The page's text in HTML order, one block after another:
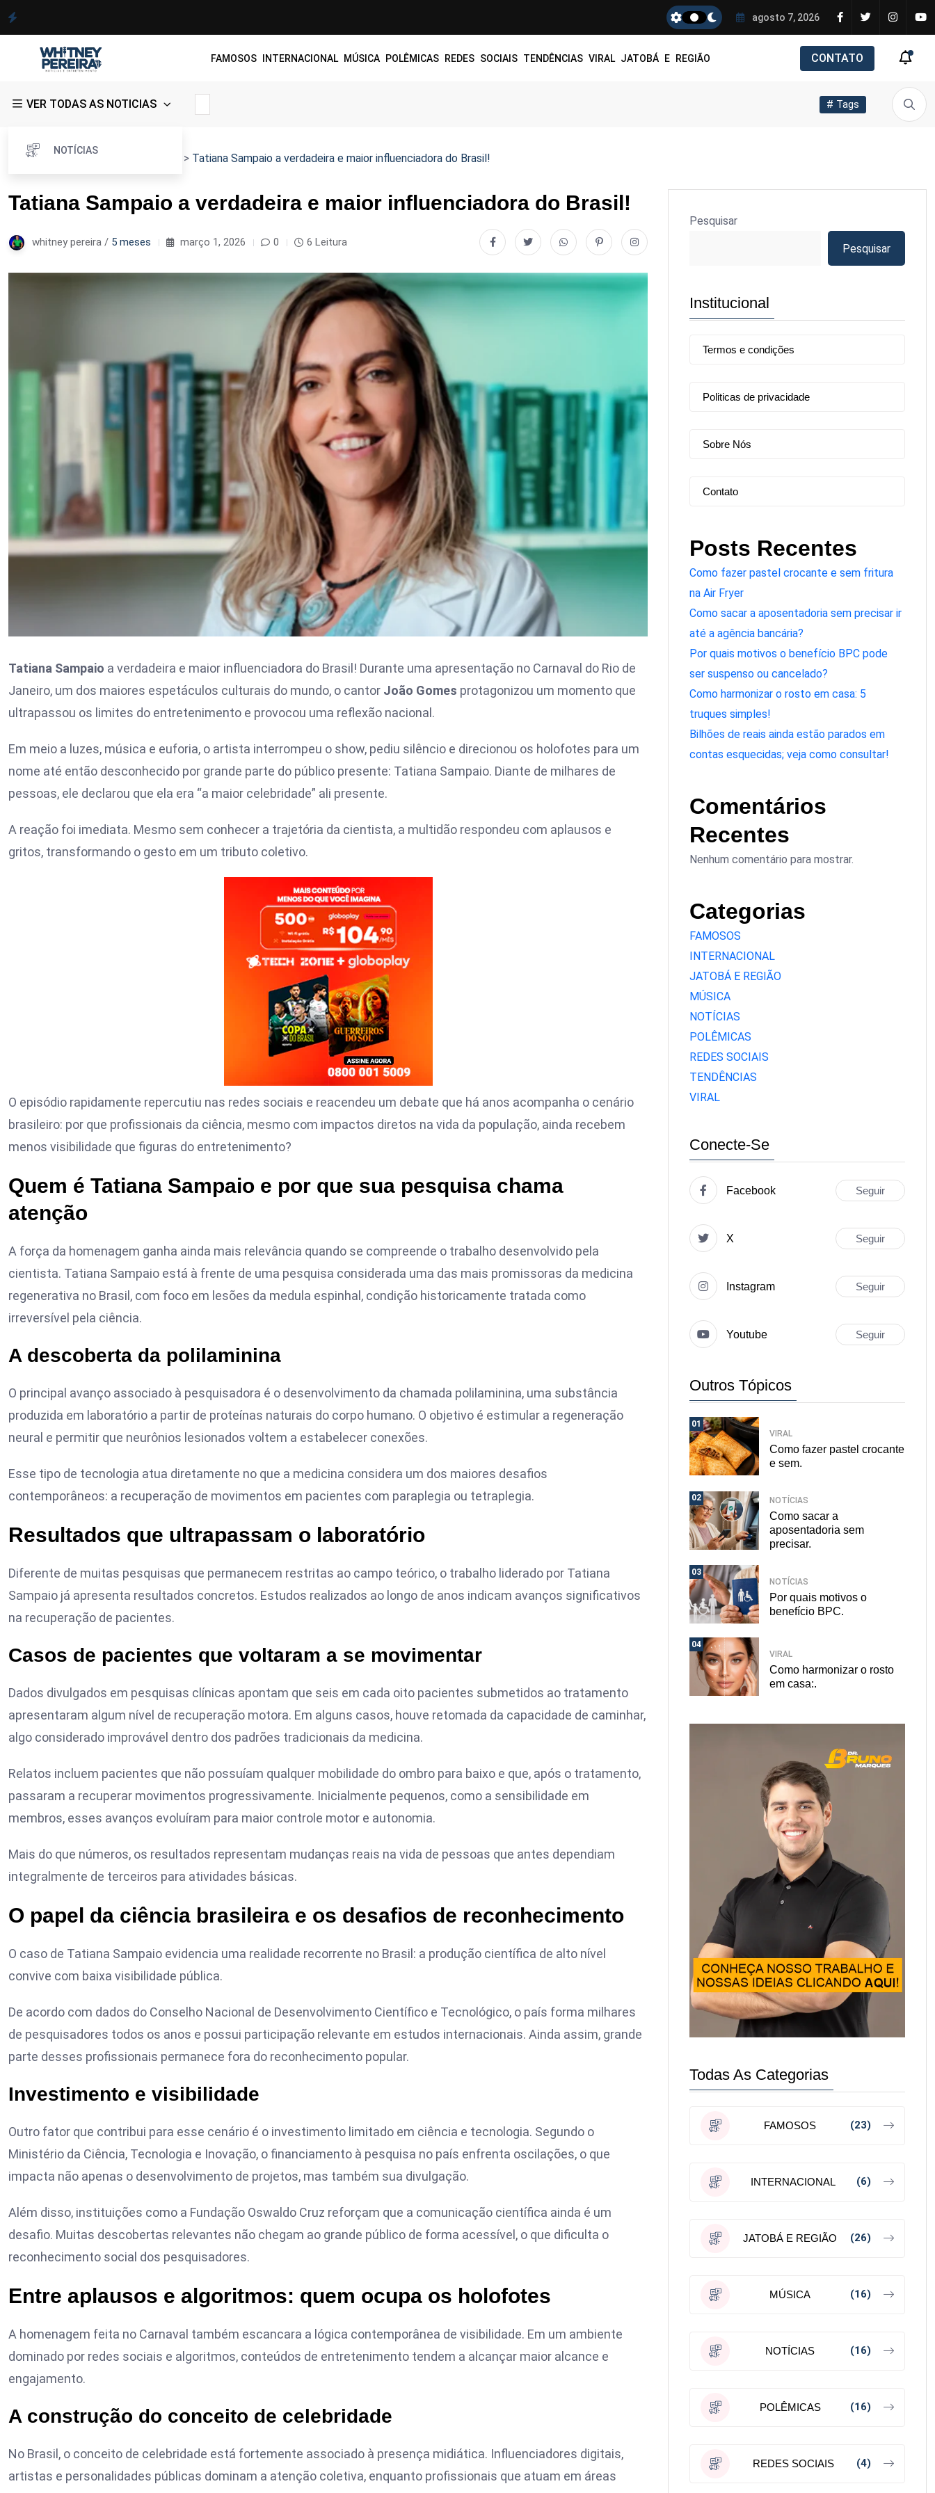
agosto 7, 2026
FAMOSOS INTERNACIONAL MÚSICA POLÊMICAS REDES SOCIAIS TENDÊNCIAS VIRAL JATOBÁ E REGIÃO CONTATO
VER TODAS AS NOTICIAS
NOTÍCIAS
# Tags
Whitney Pereira > Tatiana Sampaio a verdadeira e maior influenciadora do Brasil!
Tatiana Sampaio a verdadeira e maior influenciadora do Brasil!
whitney pereira / 5 meses março 1, 2026 0 6 Leitura
Tatiana Sampaio a verdadeira e maior influenciadora do Brasil! Durante uma apresentação no Carnaval do Rio de
Janeiro, um dos maiores espetáculos culturais do mundo, o cantor João Gomes protagonizou um momento que
ultrapassou os limites do entretenimento e provocou uma reflexão nacional.
Em meio a luzes, música e euforia, o artista interrompeu o show, pediu silêncio e direcionou os holofotes para um
nome até então desconhecido por grande parte do público presente: Tatiana Sampaio. Diante de milhares de
pessoas, ele declarou que ela era “a maior celebridade” ali presente.
A reação foi imediata. Mesmo sem conhecer a trajetória da cientista, a multidão respondeu com aplausos e
gritos, transformando o gesto em um tributo coletivo.
O episódio rapidamente repercutiu nas redes sociais e reacendeu um debate que há anos acompanha o cenário
brasileiro: por que profissionais da ciência, mesmo com impactos diretos na vida da população, ainda recebem
menos visibilidade que figuras do entretenimento?
Quem é Tatiana Sampaio e por que sua pesquisa chama
atenção
A força da homenagem ganha ainda mais relevância quando se compreende o trabalho desenvolvido pela
cientista. Tatiana Sampaio está à frente de uma pesquisa considerada uma das mais promissoras da medicina
regenerativa no Brasil, com foco em lesões da medula espinhal, condição historicamente tratada como
irreversível pela ciência.
A descoberta da polilaminina
O principal avanço associado à pesquisadora é o desenvolvimento da chamada polilaminina, uma substância
produzida em laboratório a partir de proteínas naturais do corpo humano. O objetivo é estimular a regeneração
neural e permitir que neurônios lesionados voltem a estabelecer conexões.
Esse tipo de tecnologia atua diretamente no que a medicina considera um dos maiores desafios
contemporâneos: a recuperação de movimentos em pacientes com paraplegia ou tetraplegia.
Resultados que ultrapassam o laboratório
Diferente de muitas pesquisas que permanecem restritas ao campo teórico, o trabalho liderado por Tatiana
Sampaio já apresenta resultados concretos. Estudos realizados ao longo de anos indicam avanços significativos
na recuperação de pacientes.
Casos de pacientes que voltaram a se movimentar
Dados divulgados em pesquisas clínicas apontam que seis em cada oito pacientes submetidos ao tratamento
apresentaram algum nível de recuperação motora. Em alguns casos, houve retomada da capacidade de caminhar,
algo considerado improvável dentro dos padrões tradicionais da medicina.
Relatos incluem pacientes que não possuíam qualquer mobilidade do ombro para baixo e que, após o tratamento,
passaram a recuperar movimentos progressivamente. Inicialmente pequenos, como a sensibilidade em
membros, esses avanços evoluíram para maior controle motor e autonomia.
Mais do que números, os resultados representam mudanças reais na vida de pessoas que antes dependiam
integralmente de terceiros para atividades básicas.
O papel da ciência brasileira e os desafios de reconhecimento
O caso de Tatiana Sampaio evidencia uma realidade recorrente no Brasil: a produção científica de alto nível
convive com baixa visibilidade pública.
De acordo com dados do Conselho Nacional de Desenvolvimento Científico e Tecnológico, o país forma milhares
de pesquisadores todos os anos e possui participação relevante em estudos internacionais. Ainda assim, grande
parte desses profissionais permanece fora do reconhecimento popular.
Investimento e visibilidade
Outro fator que contribui para esse cenário é o investimento limitado em ciência e tecnologia. Segundo o
Ministério da Ciência, Tecnologia e Inovação, o financiamento à pesquisa no país enfrenta oscilações, o que
impacta não apenas o desenvolvimento de projetos, mas também sua divulgação.
Além disso, instituições como a Fundação Oswaldo Cruz reforçam que a comunicação científica ainda é um
desafio. Muitas descobertas relevantes não chegam ao grande público de forma acessível, o que dificulta o
reconhecimento social dos pesquisadores.
Entre aplausos e algoritmos: quem ocupa os holofotes
A homenagem feita no Carnaval também escancara a lógica contemporânea de visibilidade. Em um ambiente
dominado por redes sociais e algoritmos, conteúdos de entretenimento tendem a alcançar maior alcance e
engajamento.
A construção do conceito de celebridade
No Brasil, o conceito de celebridade está fortemente associado à presença midiática. Influenciadores digitais,
artistas e personalidades públicas dominam a atenção coletiva, enquanto profissionais que atuam em áreas
Pesquisar
Pesquisar
Institucional
Termos e condições
Politicas de privacidade
Sobre Nós
Contato
Posts Recentes
Como fazer pastel crocante e sem fritura
na Air Fryer
Como sacar a aposentadoria sem precisar ir
até a agência bancária?
Por quais motivos o benefício BPC pode
ser suspenso ou cancelado?
Como harmonizar o rosto em casa: 5
truques simples!
Bilhões de reais ainda estão parados em
contas esquecidas; veja como consultar!
Comentários
Recentes
Nenhum comentário para mostrar.
Categorias
FAMOSOS
INTERNACIONAL
JATOBÁ E REGIÃO
MÚSICA
NOTÍCIAS
POLÊMICAS
REDES SOCIAIS
TENDÊNCIAS
VIRAL
Conecte-Se
Facebook Seguir
X Seguir
Instagram Seguir
Youtube Seguir
Outros Tópicos
01
VIRAL
Como fazer pastel crocante
e sem.
02 NOTÍCIAS
Como sacar a
aposentadoria sem
precisar.
03
NOTÍCIAS
Por quais motivos o
benefício BPC.
04
VIRAL
Como harmonizar o rosto
em casa:.
Todas As Categorias
FAMOSOS (23)
INTERNACIONAL (6)
JATOBÁ E REGIÃO (26)
MÚSICA (16)
NOTÍCIAS (16)
POLÊMICAS (16)
REDES SOCIAIS (4)